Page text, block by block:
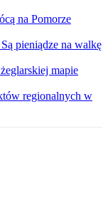
na Pomorze
pieniądze na walkę
mapie
regionalnych w